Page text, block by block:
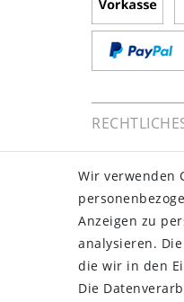
AGB
Kontakt
Wir verwenden
Anzeigen zu
analysieren.
die wir in den
Die